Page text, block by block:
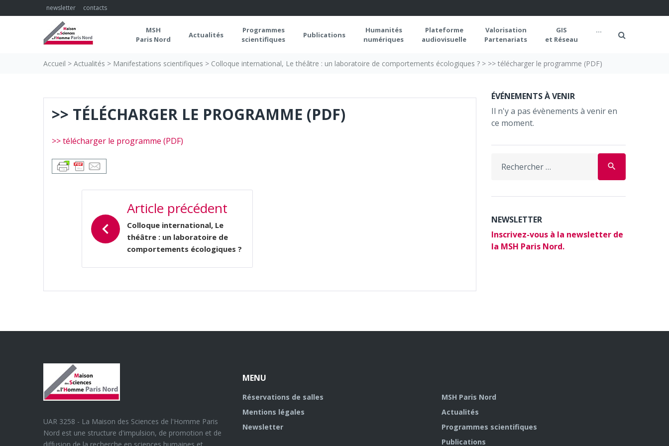
to
newsletter contacts
MSH
Paris Nord
Actualités
Programmes
scientifiques
Publications
Humanités
numériques
Plateforme
audiovisuelle
Valorisation
Partenariats
GIS
et Réseau
...
Accueil > Actualités > Manifestations scientifiques > Colloque international, Le théâtre : un laboratoire de comportements écologiques ? > >> télécharger le programme (PDF)
>> TÉLÉCHARGER LE PROGRAMME (PDF)
>> télécharger le programme (PDF)
DE
L’ARTICLE
Article précédent
Colloque international, Le
théâtre : un laboratoire de
comportements écologiques ?
ÉVÉNEMENTS À VENIR
Il n'y a pas évènements à venir en
ce moment.
for:
search
NEWSLETTER
Inscrivez-vous à la newsletter de
la MSH Paris Nord.
UAR 3258 - La Maison des Sciences de l'Homme Paris
Nord est une structure d'impulsion, de promotion et de
MENU
Réservations de salles
Mentions légales
Newsletter
MSH Paris Nord
Actualités
Programmes scientifiques
Publications